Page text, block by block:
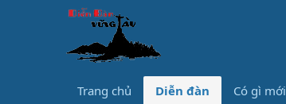
Trang chủ Diễn đàn Có gì mới